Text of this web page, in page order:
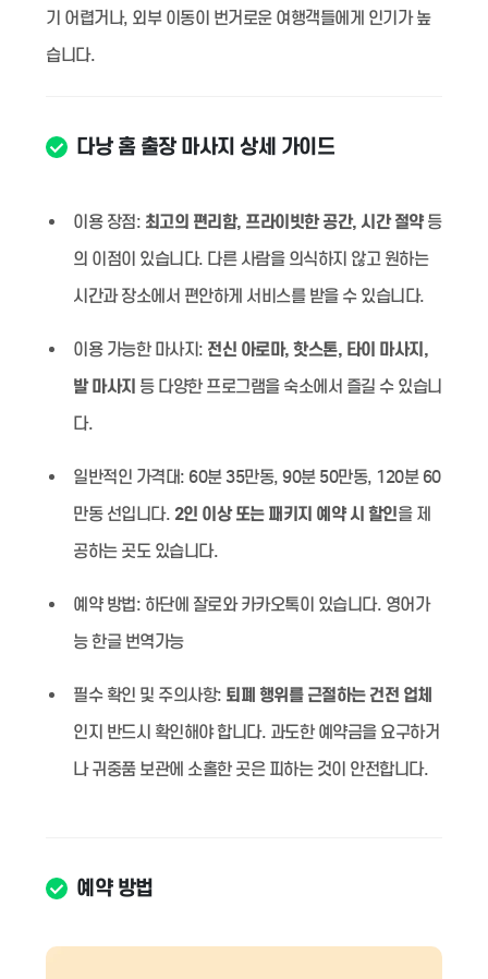
기 어렵거나, 외부 이동이 번거로운 여행객들에게 인기가 높
습니다.
다낭 홈 출장 마사지 상세 가이드
이용 장점: 최고의 편리함, 프라이빗한 공간, 시간 절약등
의 이점이 있습니다. 다른 사람을 의식하지 않고 원하는
시간과 장소에서 편안하게 서비스를 받을 수 있습니다.
이용 가능한 마사지: 전신 아로마, 핫스톤, 타이 마사지,
발 마사지 등 다양한 프로그램을 숙소에서 즐길 수 있습니
다.
일반적인 가격대: 60분 35만동, 90분 50만동, 120분 60
만동 선입니다. 2인 이상 또는 패키지 예약 시 할인을 제
공하는 곳도 있습니다.
예약 방법: 하단에 잘로와 카카오톡이 있습니다. 영어가
능 한글 번역가능
필수 확인 및 주의사항: 퇴폐 행위를 근절하는 건전 업체
인지 반드시 확인해야 합니다. 과도한 예약금을 요구하거
나 귀중품 보관에 소홀한 곳은 피하는 것이 안전합니다.
예약 방법